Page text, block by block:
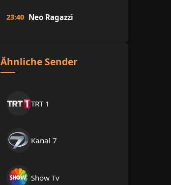
23:40 Neo Ragazzi
Ähnliche Sender
TRT 1
Kanal 7
Show Tv